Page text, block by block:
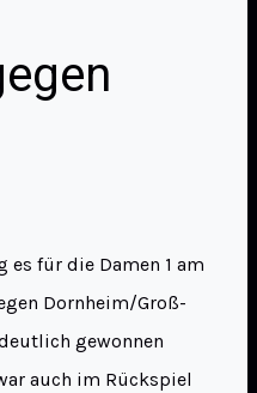
für die Damen 1 am
Dornheim/Groß-
gewonnen
auch im Rückspiel